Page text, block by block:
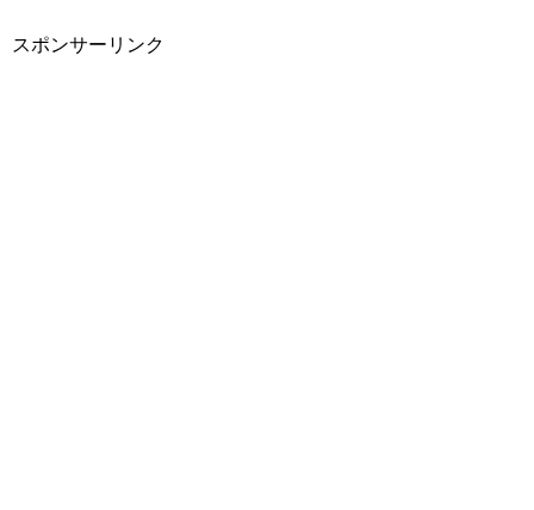
スポンサーリンク